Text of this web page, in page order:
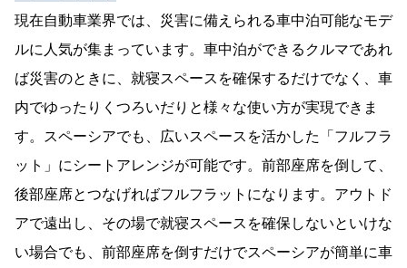
現在自動車業界では、災害に備えられる車中泊可能なモデ
ルに人気が集まっています。車中泊ができるクルマであれ
ば災害のときに、就寝スペースを確保するだけでなく、車
内でゆったりくつろいだりと様々な使い方が実現できま
す。スペーシアでも、広いスペースを活かした「フルフラ
ット」にシートアレンジが可能です。前部座席を倒して、
後部座席とつなげればフルフラットになります。アウトド
アで遠出し、その場で就寝スペースを確保しないといけな
い場合でも、前部座席を倒すだけでスペーシアが簡単に車